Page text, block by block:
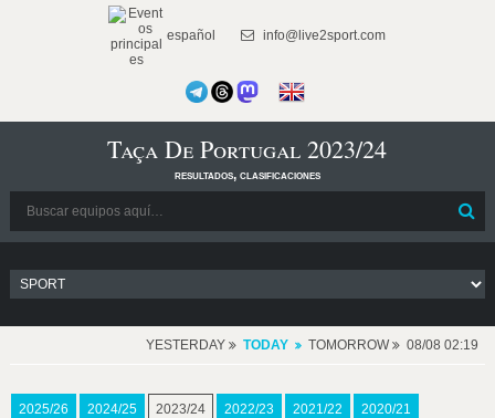
español info@live2sport.com
Taça De Portugal 2023/24
resultados, clasificaciones
YESTERDAY TODAY TOMORROW 08/08 02:19
2025/26 2024/25 2023/24 2022/23 2021/22 2020/21